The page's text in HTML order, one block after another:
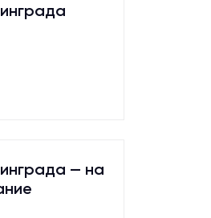
от7 400
— на